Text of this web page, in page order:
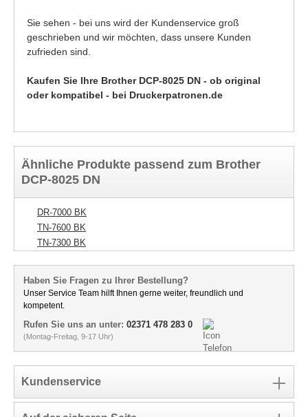
Sie sehen - bei uns wird der Kundenservice groß
geschrieben und wir möchten, dass unsere Kunden
zufrieden sind.
Kaufen Sie Ihre Brother DCP-8025 DN - ob original
oder kompatibel - bei Druckerpatronen.de
Ähnliche Produkte passend zum Brother
DCP-8025 DN
DR-7000 BK
TN-7600 BK
TN-7300 BK
Haben Sie Fragen zu Ihrer Bestellung?
Unser Service Team hilft Ihnen gerne weiter, freundlich und
kompetent.
Rufen Sie uns an unter: 02371 478 283 0
(Montag-Freitag, 9-17 Uhr)
Kundenservice